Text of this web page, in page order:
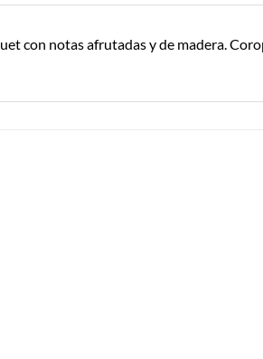
con notas afrutadas y de madera.